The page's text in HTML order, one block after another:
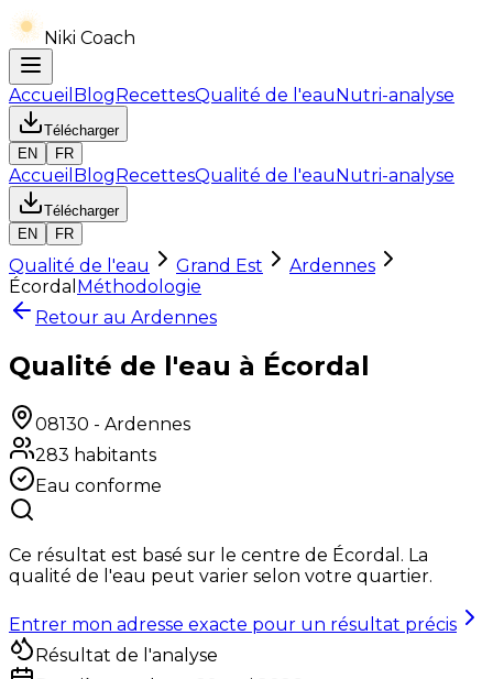
Niki Coach
Accueil BlogRecettesQualité de l'eauNutri-analyse
Télécharger
EN
FR
Accueil BlogRecettesQualité de l'eauNutri-analyse
Télécharger
EN
FR
Qualité de l'eau Grand Est
Ardennes
Écordal Méthodologie
Retour au Ardennes
Qualité de l'eau à Écordal
08130 - Ardennes
283 habitants
Eau conforme
Ce résultat est basé sur le centre de Écordal . La
qualité de l'eau peut varier selon votre quartier.
Entrer mon adresse exacte pour un résultat précis
Résultat de l'analyse